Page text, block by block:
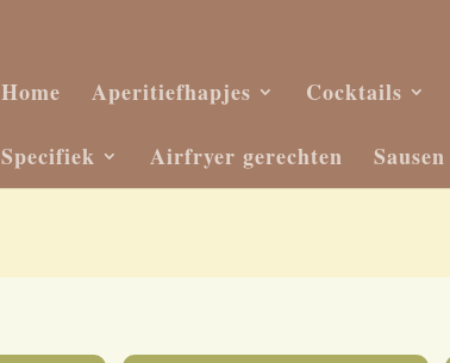
Home Aperitiefhapjes Cocktails
Specifiek Airfryer gerechten Sausen